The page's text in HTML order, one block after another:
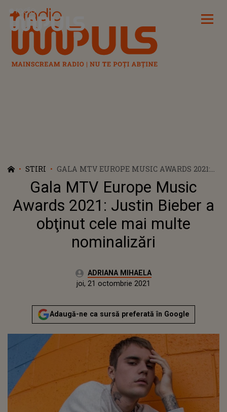
Radio Impuls
STIRI
GALA MTV EUROPE MUSIC AWARDS 2021:
JUSTIN BIEBER A OBŢINUT CELE MAI
MULTE NOMINALIZĂRI
Gala MTV Europe Music
Awards 2021: Justin Bieber a
obţinut cele mai multe
nominalizări
Autor:ADRIANA MIHAELA
joi, 21 octombrie 2021Actualizat:
joi, 21 octombrie 2021
Adaugă-ne ca sursă preferată în Google